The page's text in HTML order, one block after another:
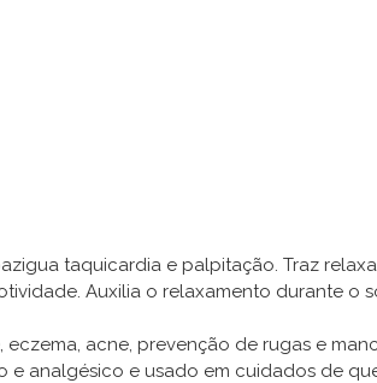
taquicardia e palpitação. Traz
Auxilia o relaxamento durante
acne, prevenção de rugas e
e analgésico e usado em cuidados de